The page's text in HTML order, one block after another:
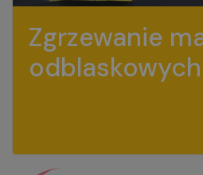
Zgrzewanie
odblaskowych